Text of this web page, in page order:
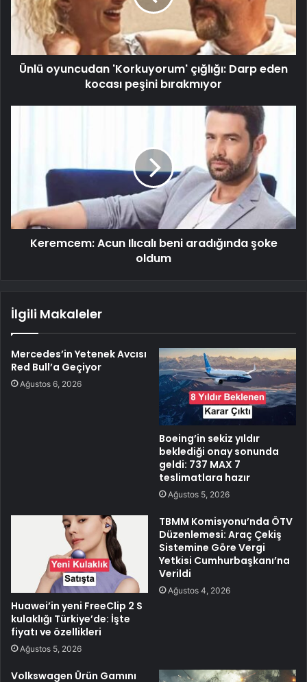
Ünlü oyuncudan 'Korkuyorum' çığlığı: Darp eden
kocası peşini bırakmıyor
Keremcem: Acun Ilıcalı beni aradığında şoke
oldum
İlgili Makaleler
Mercedes’in Yetenek Avcısı
Red Bull’a Geçiyor
Ağustos 6, 2026
Boeing’in sekiz yıldır
beklediği onay sonunda
geldi: 737 MAX 7
teslimatlara hazır
Ağustos 5, 2026
Huawei’in yeni FreeClip 2 S
kulaklığı Türkiye’de: İşte
fiyatı ve özellikleri
Ağustos 5, 2026
TBMM Komisyonu’nda ÖTV
Düzenlemesi: Araç Çekiş
Sistemine Göre Vergi
Yetkisi Cumhurbaşkanı’na
Verildi
Ağustos 4, 2026
Volkswagen Ürün Gamını